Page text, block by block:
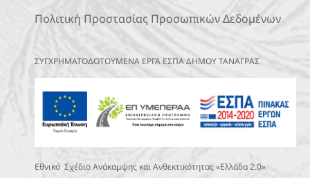
Πολιτική Προστασίας Προσωπικών Δεδομένων
ΣΥΓΧΡΗΜΑΤΟΔΟΤΟΥΜΕΝΑ ΕΡΓΑ ΕΣΠΑ ΔΗΜΟΥ ΤΑΝΑΓΡΑΣ
Εθνικό Σχέδιο Ανάκαμψης και Ανθεκτικότητας «Ελλάδα 2.0»